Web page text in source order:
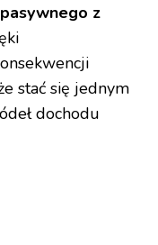
z
stać się jednym
dochodu